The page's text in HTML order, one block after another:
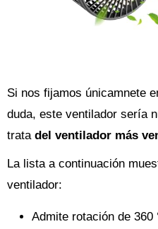
Si nos fijamos únicamnete
duda, este ventilador sería
trata del ventilador más
La lista a continuación
ventilador:
Admite rotación de